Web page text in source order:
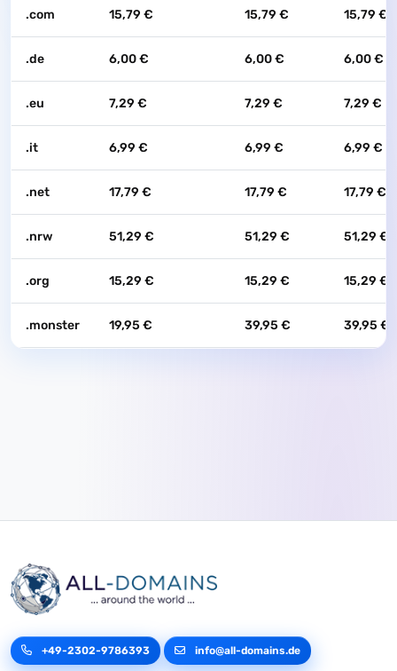
.com 15,79 € 15,79 € 15,79 €
.de 6,00 € 6,00 € 6,00 €
.eu 7,29 € 7,29 € 7,29 €
.it 6,99 € 6,99 € 6,99 €
.net 17,79 € 17,79 € 17,79 €
.nrw 51,29 € 51,29 € 51,29 €
.org 15,29 € 15,29 € 15,29 €
.monster 19,95 € 39,95 € 39,95 €
+49-2302-9786393 info@all-domains.de